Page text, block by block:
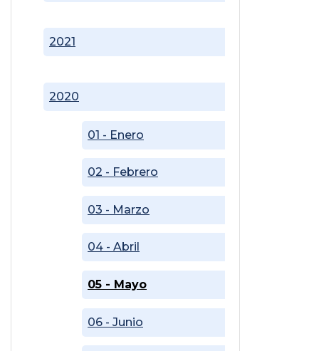
2020
01 - Enero
02 - Febrero
03 - Marzo
04 - Abril
05 - Mayo
06 - Junio
2021